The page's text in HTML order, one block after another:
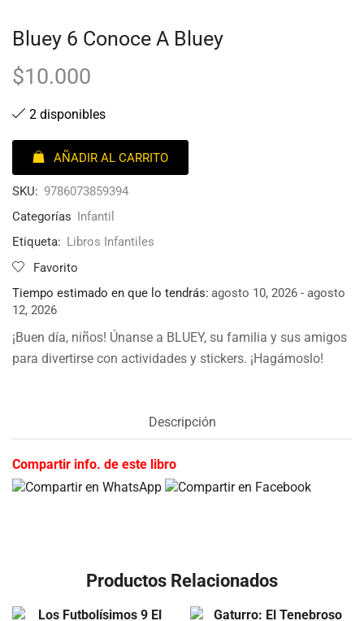
Bluey 6 Conoce A Bluey
$10.000
2 disponibles
AÑADIR AL CARRITO
SKU: 9786073859394
Categorías Infantil
Etiqueta: Libros Infantiles
Favorito
Tiempo estimado en que lo tendrás: agosto 10, 2026 - agosto
12, 2026
¡Buen día, niños! Únanse a BLUEY, su familia y sus amigos
para divertirse con actividades y stickers. ¡Hagámoslo!
Descripción
Compartir info. de este libro
Productos Relacionados